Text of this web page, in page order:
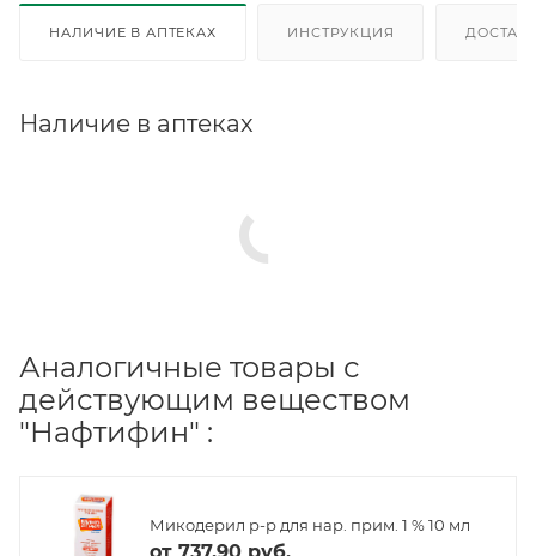
НАЛИЧИЕ В АПТЕКАХ ИНСТРУКЦИЯ
Наличие в аптеках
Аналогичные товары с
действующим веществом
"Нафтифин" :
Микодерил р-р для нар. прим. 1 % 10 мл
от 737.90 руб.